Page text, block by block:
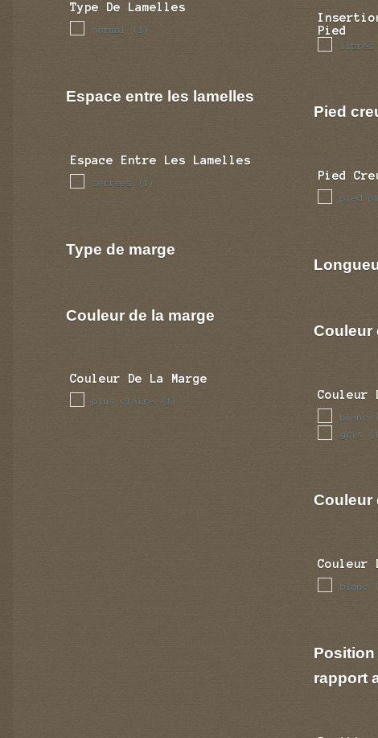
Type De Lamelles
normal (1)
Espace entre les lamelles
Espace Entre Les Lamelles
serrees (1)
Type de marge
Couleur de la marge
Couleur De La Marge
plus claire (1)
Pied
libres
Pied
Pied
pied
Couleur
Couleur
blanc
gris
Couleur
Couleur
blanc
rapport